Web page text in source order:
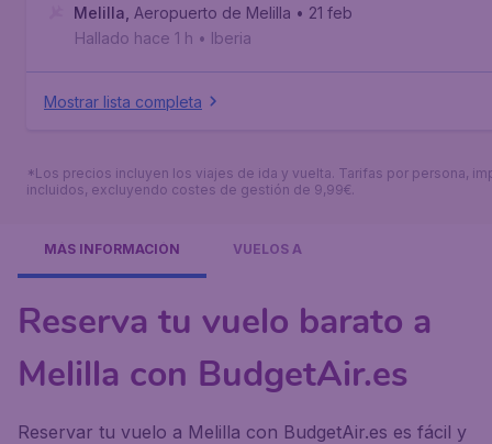
Melilla Aeropuerto de Melilla • 21 feb
Hallado hace 1 h • Iberia
Mostrar lista completa
*Los precios incluyen los viajes de ida y vuelta. Tarifas por persona,
incluidos, excluyendo costes de gestión de 9,99€.
MÁS INFORMACIÓN VUELOS A
Reserva tu vuelo barato a
Melilla con BudgetAir.es
Reservar tu vuelo a Melilla con BudgetAir.es es fácil y